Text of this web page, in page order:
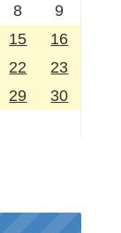
8
9
15
16
22
23
29
30